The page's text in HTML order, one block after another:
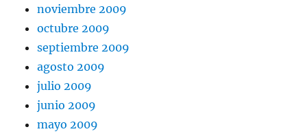
noviembre 2009
octubre 2009
septiembre 2009
agosto 2009
julio 2009
junio 2009
mayo 2009